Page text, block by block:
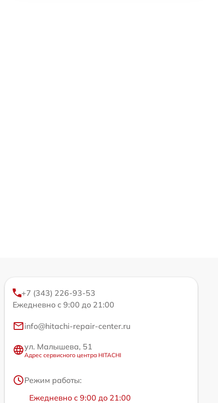
+7 (343) 226-93-53
Ежедневно с 9:00 до 21:00
info@hitachi-repair-center.ru
ул. Малышева, 51
Адрес сервисного центра HITACHI
Режим работы:
Ежедневно с 9:00 до 21:00